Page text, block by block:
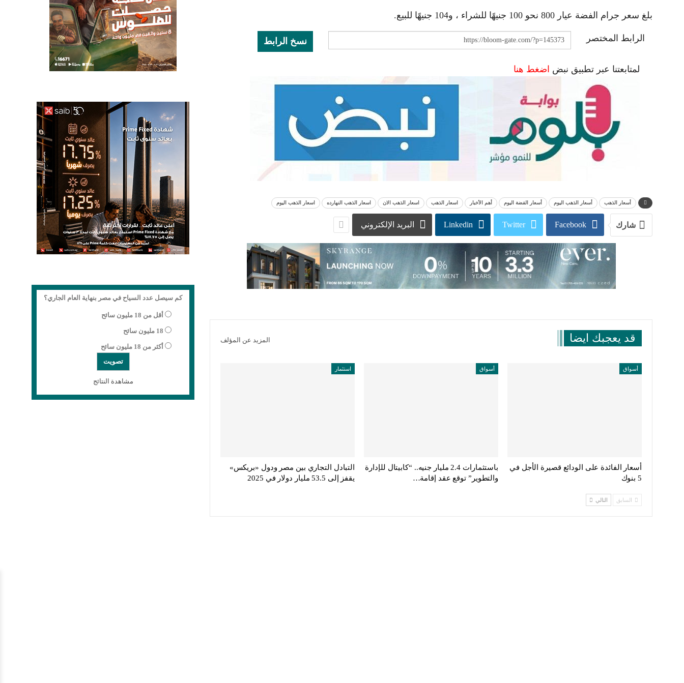
بلغ سعر جرام الفضة عيار 800 نحو 100 جنيهًا للشراء ، و104 جنيهًا للبيع.
الرابط المختصر نسخ الرابط
لمتابعتنا عبر تطبيق نبض اضغط هنا
أسعار الذهب أسعار الذهب اليوم أسعار الفضة اليوم أهم الأخبار اسعار الذهب اسعار الذهب الان اسعار الذهب النهارده اسعار الذهب اليوم
شارك Facebook
Twitter
Linkedin البريد الإلكتروني
قد يعجبك ايضا المزيد عن المؤلف
أسواق
أسعار الفائدة على الودائع قصيرة الأجل في
5 بنوك
أسواق
باستثمارات 2.4 مليار جنيه.. “كابيتال للإدارة
والتطوير” توقع عقد إقامة…
استثمار
التبادل التجاري بين مصر ودول «بريكس»
يقفز إلى 53.5 مليار دولار في 2025
السابق التالي
كم سيصل عدد السياح في مصر بنهاية العام الجاري؟
أقل من 18 مليون سائح
18 مليون سائح
أكثر من 18 مليون سائح
مشاهدة النتائج